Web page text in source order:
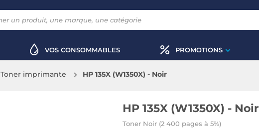
VOS CONSOMMABLES PROMOTIONS
Toner imprimante HP 135X (W1350X) - Noir
HP 135X (W1350X) - Noir
Toner Noir (2 400 pages à 5%)